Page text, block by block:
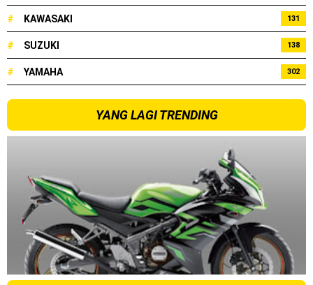
# KAWASAKI 131
# SUZUKI 138
# YAMAHA 302
YANG LAGI TRENDING